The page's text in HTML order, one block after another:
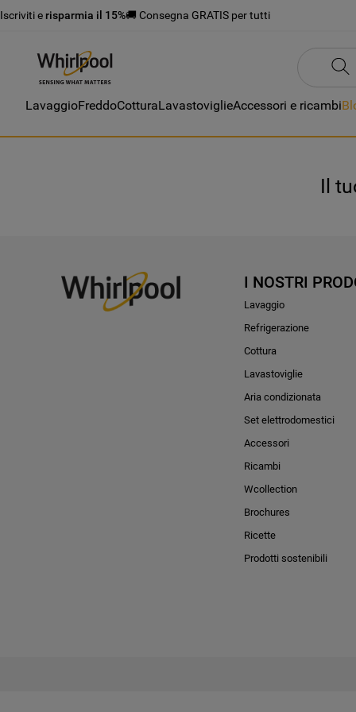
Iscriviti e risparmia il 15%🚚 Consegna GRATIS per tutti
LavaggioFreddoCotturaLavastoviglieAccessori e ricambi
Il
I NOSTRI
Lavaggio
Refrigerazione
Cottura
Lavastoviglie
Aria condizionata
Set elettrodomestici
Accessori
Ricambi
Wcollection
Brochures
Ricette
Prodotti sostenibili